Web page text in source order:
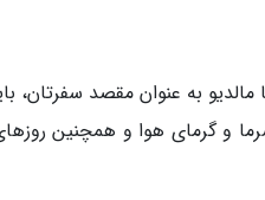
به عنوان مقصد سفرتان،
و گرمای هوا و همچنین